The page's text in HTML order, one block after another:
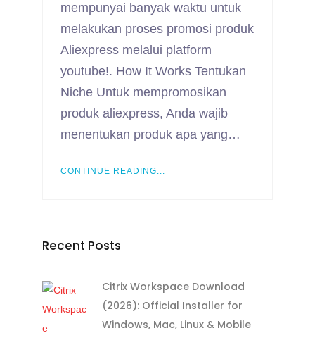
mempunyai banyak waktu untuk
melakukan proses promosi produk
Aliexpress melalui platform
youtube!. How It Works Tentukan
Niche Untuk mempromosikan
produk aliexpress, Anda wajib
menentukan produk apa yang…
CONTINUE READING...
Recent Posts
Citrix Workspace Download
(2026): Official Installer for
Windows, Mac, Linux & Mobile